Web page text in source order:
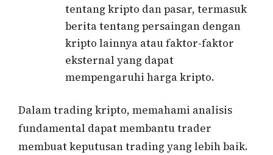
tentang kripto dan pasar, termasuk
berita tentang persaingan dengan
kripto lainnya atau faktor-faktor
eksternal yang dapat
mempengaruhi harga kripto.
Dalam trading kripto, memahami analisis
fundamental dapat membantu trader
membuat keputusan trading yang lebih baik.